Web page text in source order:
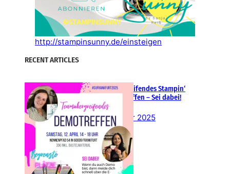
http://stampinsunny.de/einsteigen
RECENT ARTICLES
Teamübergreifendes Stampin‘
Up! Demotreffen – Sei dabei!
26. Februar 2025